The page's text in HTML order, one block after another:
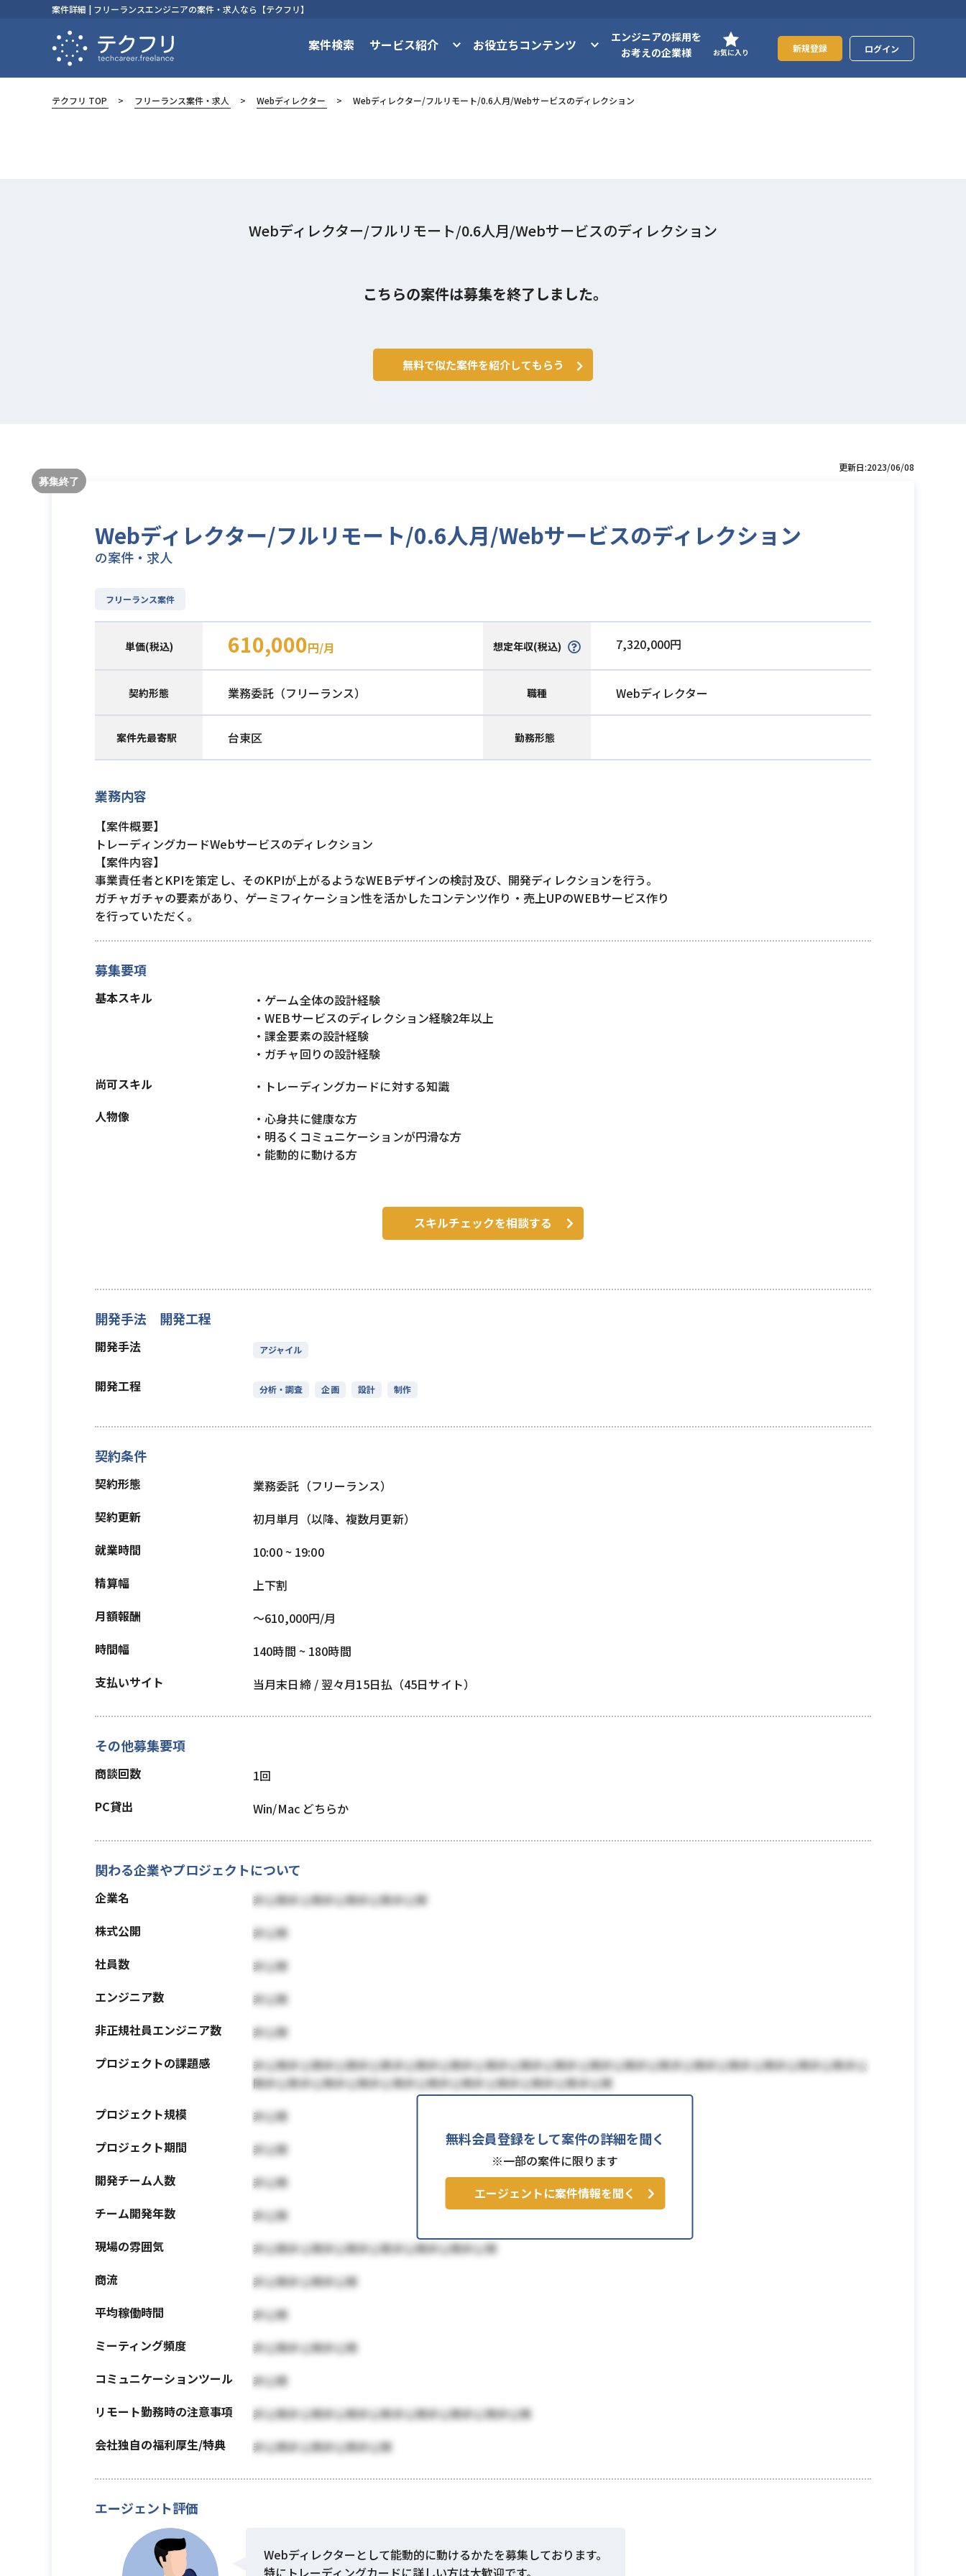
案件詳細 | フリーランスエンジニアの案件・求人なら【テクフリ】
案件検索 サービス紹介 お役立ちコンテンツ
エンジニアの採用を
お考えの企業様
お気に入り 新規登録 ログイン
テクフリ TOP フリーランス案件・求人 Webディレクター Webディレクター/フルリモート/0.6人月/Webサービスのディレクション
Webディレクター/フルリモート/0.6人月/Webサービスのディレクション
こちらの案件は募集を終了しました。
無料で似た案件を紹介してもらう
更新日:2023/06/08
Webディレクター/フルリモート/0.6人月/Webサービスのディレクション
の案件・求人
フリーランス案件
単価(税込) 610,000円/月 想定年収(税込) 7,320,000円
契約形態 業務委託（フリーランス） 職種 Webディレクター
案件先最寄駅 台東区 勤務形態
業務内容
【案件概要】
トレーディングカードWebサービスのディレクション
【案件内容】
事業責任者とKPIを策定し、そのKPIが上がるようなWEBデザインの検討及び、開発ディレクションを行う。
ガチャガチャの要素があり、ゲーミフィケーション性を活かしたコンテンツ作り・売上UPのWEBサービス作り
を行っていただく。
募集要項
基本スキル
・ゲーム全体の設計経験
・WEBサービスのディレクション経験2年以上
・課金要素の設計経験
・ガチャ回りの設計経験
尚可スキル
・トレーディングカードに対する知識
人物像
・心身共に健康な方
・明るくコミュニケーションが円滑な方
・能動的に動ける方
スキルチェックを相談する
開発手法 開発工程
開発手法 アジャイル
開発工程 分析・調査 企画 設計 制作
契約条件
契約形態
業務委託（フリーランス）
契約更新
初月単月（以降、複数月更新）
就業時間
10:00 ~ 19:00
精算幅
上下割
月額報酬
〜610,000円/月
時間幅
140時間 ~ 180時間
支払いサイト
当月末日締 / 翌々月15日払（45日サイト）
その他募集要項
商談回数
1回
PC貸出
Win/Mac どちらか
無料会員登録をして案件の詳細を聞く
※一部の案件に限ります
エージェントに案件情報を聞く
関わる企業やプロジェクトについて
企業名
非公開非公開非公開非公開非公開
株式公開
非公開
社員数
非公開
エンジニア数
非公開
非正規社員エンジニア数
非公開
プロジェクトの課題感
非公開非公開非公開非公開非公開非公開非公開非公開非公開非公開非公開非公開非公開非公開非公開非公開非公開非公
開非公開非公開非公開非公開非公開非公開非公開非公開非公開非公開
プロジェクト規模
非公開
プロジェクト期間
非公開
開発チーム人数
非公開
チーム開発年数
非公開
現場の雰囲気
非公開非公開非公開非公開非公開非公開非公開
商流
非公開非公開非公開
平均稼働時間
非公開
ミーティング頻度
非公開非公開非公開
コミュニケーションツール
非公開
リモート勤務時の注意事項
非公開非公開非公開非公開非公開非公開非公開非公開
会社独自の福利厚生/特典
非公開非公開非公開非公開
エージェント評価
Webディレクターとして能動的に動けるかたを募集しております。
特にトレーディングカードに詳しい方は大歓迎です。